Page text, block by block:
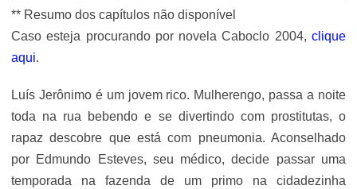
** Resumo dos capítulos não disponível
Caso esteja procurando por novela Caboclo 2004, clique
aqui.
Luís Jerônimo é um jovem rico. Mulherengo, passa a noite
toda na rua bebendo e se divertindo com prostitutas, o
rapaz descobre que está com pneumonia. Aconselhado
por Edmundo Esteves, seu médico, decide passar uma
temporada na fazenda de um primo na cidadezinha